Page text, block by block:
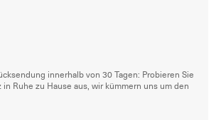
innerhalb von 30 Tagen: Probieren Sie
in Ruhe zu Hause aus, wir kümmern uns um den